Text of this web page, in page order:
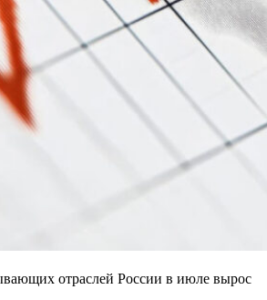
отраслей России в июле вырос